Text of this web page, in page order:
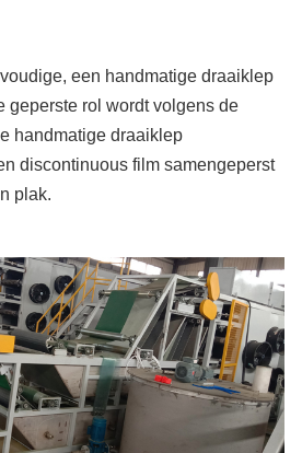
een handmatige draaiklep
geperste rol wordt volgens de
handmatige draaiklep
discontinuous film samengeperst
plak.